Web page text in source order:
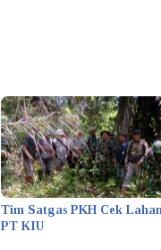
Tim Satgas PKH Cek Lahan
PT KIU